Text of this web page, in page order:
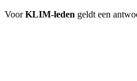
VoorKLIM-leden geldt een